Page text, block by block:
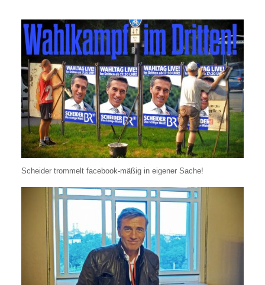
Scheider trommelt facebook-mäßig in eigener Sache!